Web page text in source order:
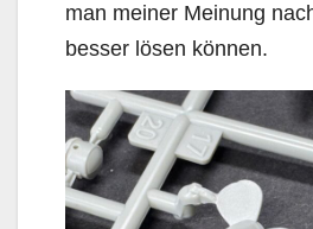
man meiner Meinung
besser lösen können.